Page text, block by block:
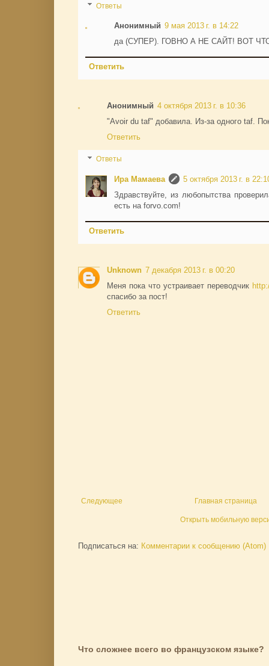
Ответы
Анонимный 9 мая 2013 г. в 14:22
да (СУПЕР). ГОВНО А НЕ САЙТ! ВОТ
Ответить
Анонимный 4 октября 2013 г. в 10:36
"Avoir du taf" добавила. Из-за одного taf.
Ответить
Ответы
Ира Мамаева
5 октября 2013 г. в
Здравствуйте, из любопытства
есть на forvo.com!
Ответить
Unknown 7 декабря 2013 г. в 00:20
Меня пока что устраивает переводчик
спасибо за пост!
Ответить
Следующее Главная страница
Открыть мобильную
Подписаться на: Комментарии к сообщению (Atom)
Что сложнее всего во французском языке?